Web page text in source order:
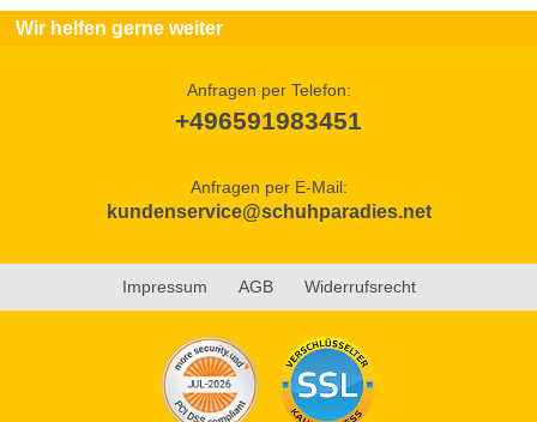
Wir helfen gerne weiter
Anfragen per Telefon:
+496591983451
Anfragen per E-Mail:
kundenservice@schuhparadies.net
Impressum AGB Widerrufsrecht